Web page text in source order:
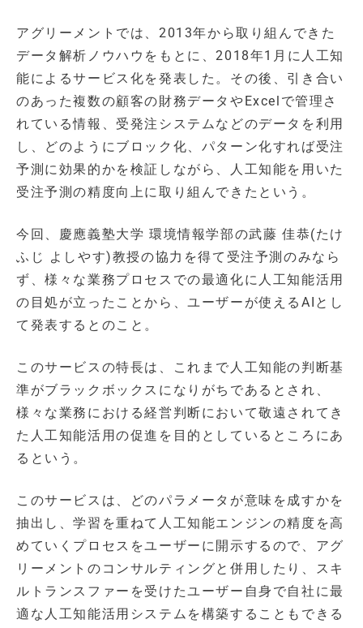
アグリーメントでは、2013年から取り組んできた
データ解析ノウハウをもとに、2018年1月に人工知
能によるサービス化を発表した。その後、引き合い
のあった複数の顧客の財務データやExcelで管理さ
れている情報、受発注システムなどのデータを利用
し、どのようにブロック化、パターン化すれば受注
予測に効果的かを検証しながら、人工知能を用いた
受注予測の精度向上に取り組んできたという。
今回、慶應義塾大学 環境情報学部の武藤 佳恭(たけ
ふじ よしやす)教授の協力を得て受注予測のみなら
ず、様々な業務プロセスでの最適化に人工知能活用
の目処が立ったことから、ユーザーが使えるAIとし
て発表するとのこと。
このサービスの特長は、これまで人工知能の判断基
準がブラックボックスになりがちであるとされ、
様々な業務における経営判断において敬遠されてき
た人工知能活用の促進を目的としているところにあ
るという。
このサービスは、どのパラメータが意味を成すかを
抽出し、学習を重ねて人工知能エンジンの精度を高
めていくプロセスをユーザーに開示するので、アグ
リーメントのコンサルティングと併用したり、スキ
ルトランスファーを受けたユーザー自身で自社に最
適な人工知能活用システムを構築することもできる